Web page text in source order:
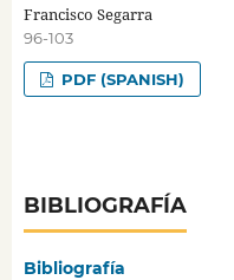
Francisco Segarra
96-103
PDF (SPANISH)
BIBLIOGRAFÍA
Bibliografía